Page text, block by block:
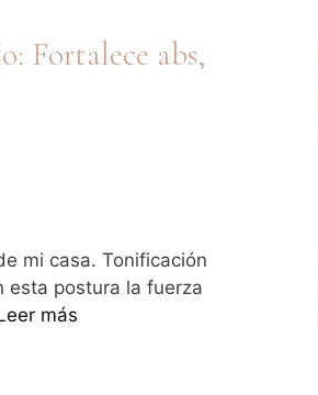
Fortalece abs,
mi casa. Tonificación
esta postura la fuerza
más